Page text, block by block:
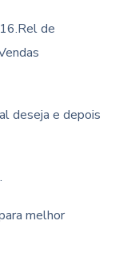
de
deseja e depois
melhor